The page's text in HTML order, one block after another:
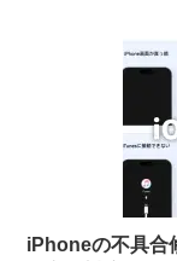
iPhoneの不具合